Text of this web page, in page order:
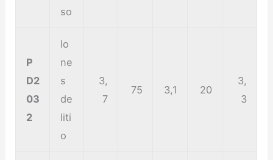
so
P
D2
03
2
Io
ne
s
de
liti
o
3,
7
75 3,1 20
3,
3